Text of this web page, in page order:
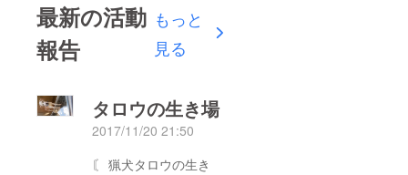
最新の活動
報告
もっと
見る
タロウの生き場
2017/11/20 21:50
〘 猟犬タロウの生き